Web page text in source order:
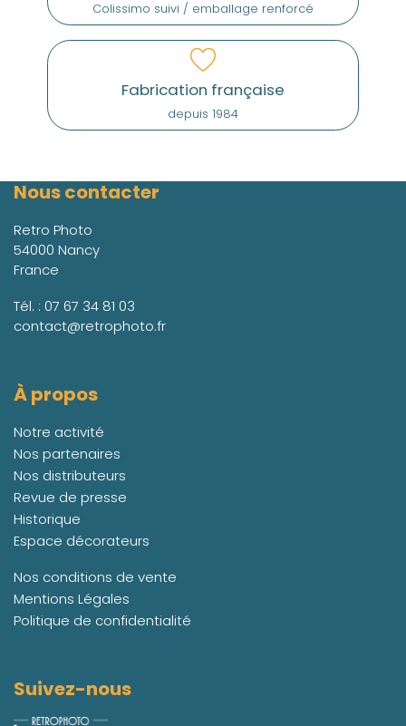
Colissimo suivi / emballage renforcé
Fabrication française
depuis 1984
Nous contacter
Retro Photo
54000 Nancy
France
Tél. : 07 67 34 81 03
contact@retrophoto.fr
À propos
Notre activité
Nos partenaires
Nos distributeurs
Revue de presse
Historique
Espace décorateurs
Nos conditions de vente
Mentions Légales
Politique de confidentialité
Suivez-nous